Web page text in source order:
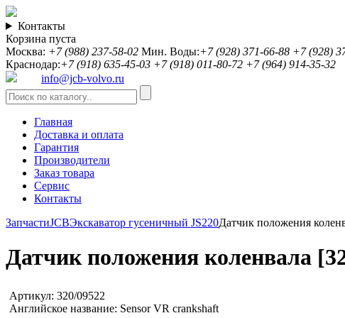
Контакты
Корзина пуста
Москва: +7 (988) 237-58-02 Мин. Воды:+7 (928) 371-66-88 +7 (928)
Краснодар:+7 (918) 635-45-03 +7 (918) 011-80-72 +7 (964) 914-35-32
info@jcb-volvo.ru
Главная
Доставка и оплата
Гарантия
Производители
Заказ товара
Сервис
Контакты
ЗапчастиJCBЭкскаватор гусеничный JS220Датчик положения
Датчик положения коленвала
Артикул: 320/09522
Английское название: Sensor VR crankshaft